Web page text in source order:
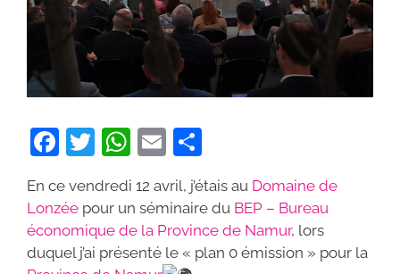
F
c
e
b
T
itt
er
W
at
s
A
E
ai
l
ta
g
er
En ce vendredi 12 avril, j’étais au Domaine de
Lonzée pour un séminaire du BEP – Bureau
économique de la Province de Namur, lors
duquel j’ai présenté le « plan 0 émission » pour la